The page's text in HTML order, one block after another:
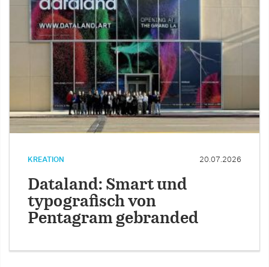
KREATION 20.07.2026
Dataland: Smart und
typografisch von
Pentagram gebranded